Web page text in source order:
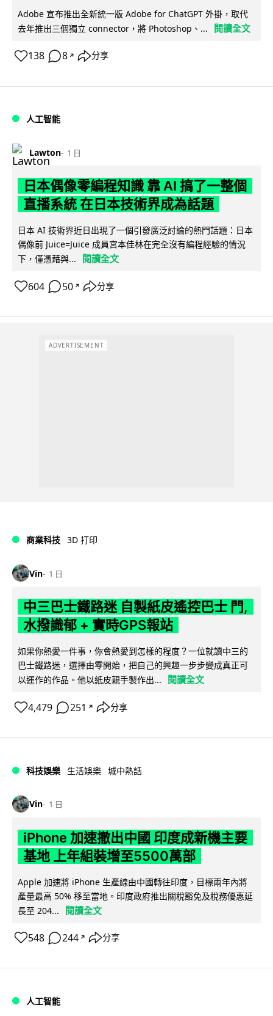
Adobe 宣布推出全新統一版 Adobe for ChatGPT 外掛，取代
去年推出三個獨立 connector，將 Photoshop、...
閱讀全文
138 8 ↗ 分享
人工智能
Lawton 1 日
日本偶像零編程知識 靠 AI 搞了一整個
直播系統 在日本技術界成為話題
日本 AI 技術界近日出現了一個引發廣泛討論的熱門話題：日本
偶像前 Juice=Juice 成員宮本佳林在完全沒有編程經驗的情況
下，僅憑藉與...
閱讀全文
604 50 ↗ 分享
ADVERTISEMENT
商業科技 3D 打印
Vin 1 日
中三巴士鐵路迷 自製紙皮遙控巴士 門,
水撥識郁 + 實時GPS報站
如果你熱愛一件事，你會熱愛到怎樣的程度？一位就讀中三的
巴士鐵路迷，選擇由零開始，把自己的興趣一步步變成真正可
以運作的作品。他以紙皮親手製作出...
閱讀全文
4,479 251 ↗ 分享
科技娛樂 生活娛樂 城中熱話
Vin 1 日
iPhone 加速撤出中國 印度成新機主要
基地 上年組裝增至5500萬部
Apple 加速將 iPhone 生產線由中國轉往印度，目標兩年內將
產量最高 50% 移至當地。印度政府推出關稅豁免及稅務優惠延
長至 204...
閱讀全文
548 244 ↗ 分享
人工智能